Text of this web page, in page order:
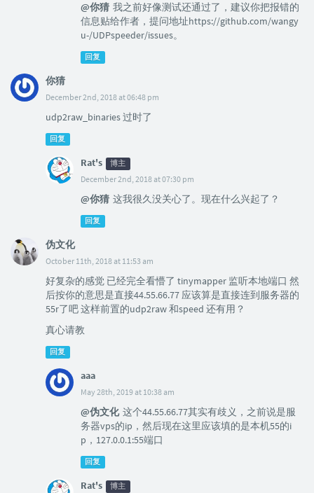
@你猜 我之前好像测试还通过了，建议你把报错的
信息贴给作者，提问地址https://github.com/wangy
u-/UDPspeeder/issues。
回复
你猜
December 2nd, 2018 at 06:48 pm
udp2raw_binaries 过时了
回复
Rat's 博主
December 2nd, 2018 at 07:30 pm
@你猜 这我很久没关心了。现在什么兴起了？
回复
伪文化
October 11th, 2018 at 11:53 am
好复杂的感觉 已经完全看懵了 tinymapper 监听本地端口 然
后按你的意思是直接44.55.66.77 应该算是直接连到服务器的
55r了吧 这样前置的udp2raw 和speed 还有用？
真心请教
回复
aaa
May 28th, 2019 at 10:38 am
@伪文化 这个44.55.66.77其实有歧义，之前说是服
务器vps的ip，然后现在这里应该填的是本机55的i
p，127.0.0.1:55端口
回复
Rat's 博主